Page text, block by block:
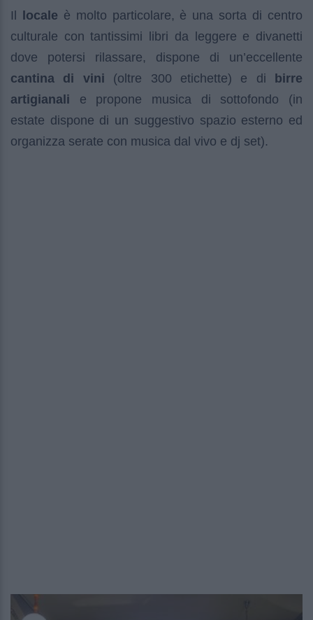
Il locale è molto particolare, è una sorta di centro
culturale con tantissimi libri da leggere e divanetti
dove potersi rilassare, dispone di un’eccellente
cantina di vini (oltre 300 etichette) e di
birre
artigianali e propone musica di sottofondo (in
estate dispone di un suggestivo spazio esterno ed
organizza serate con musica dal vivo e dj set).